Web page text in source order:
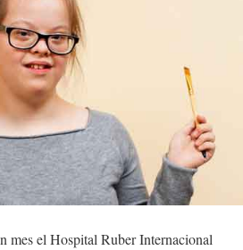
mes el Hospital Ruber Internacional